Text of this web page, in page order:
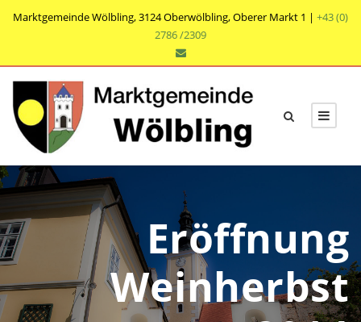
Marktgemeinde Wölbling, 3124 Oberwölbling, Oberer Markt 1 | +43 (0)
2786 /2309
Eröffnung
Weinherbst